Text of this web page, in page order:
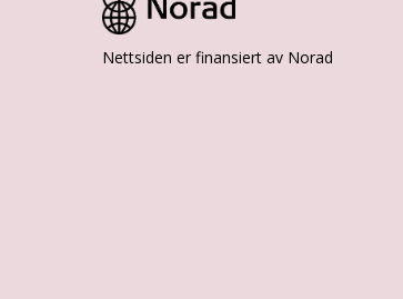
Nettsiden er finansiert av Norad